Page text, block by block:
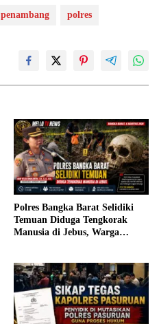
penambang polres
Polres Bangka Barat Selidiki
Temuan Diduga Tengkorak
Manusia di Jebus, Warga